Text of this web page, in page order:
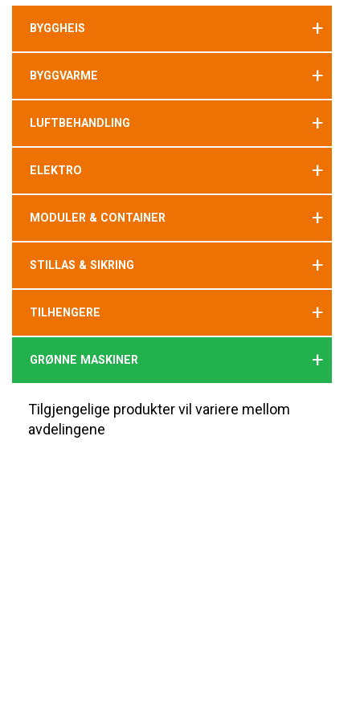
BYGGHEIS +
BYGGVARME +
LUFTBEHANDLING +
ELEKTRO +
MODULER & CONTAINER +
STILLAS & SIKRING +
TILHENGERE +
GRØNNE MASKINER +
Tilgjengelige produkter vil variere mellom
avdelingene